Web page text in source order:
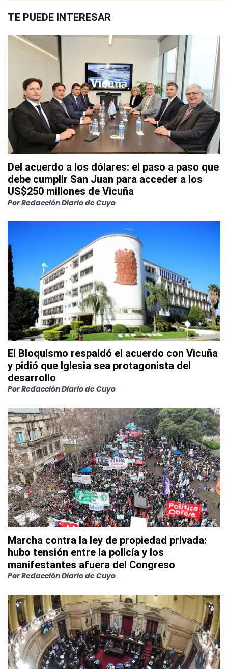
TE PUEDE INTERESAR
Del acuerdo a los dólares: el paso a paso que
debe cumplir San Juan para acceder a los
US$250 millones de Vicuña
PorRedacción Diario de Cuyo
El Bloquismo respaldó el acuerdo con Vicuña
y pidió que Iglesia sea protagonista del
desarrollo
PorRedacción Diario de Cuyo
Marcha contra la ley de propiedad privada:
hubo tensión entre la policía y los
manifestantes afuera del Congreso
PorRedacción Diario de Cuyo